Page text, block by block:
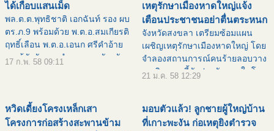
ได้เกือบแสนเม็ด
พล.ต.ต.พุทธิชาติ เอกฉันท์ รอง ผบ
ตร.ภ.9 พร้อมด้วย พ.ต.อ.สมเกียรติ
ฤทธิ์เลือน พ.ต.อ.เอนก ศรีคำอ้าย
รองผู้บังคับการตำรวจภูธรจังหวัด
17 ก.พ. 58 09:11
เหตุรักษาเมืองหาดใหญ่แจ้ง
เตือนประชาชนอย่าตื่นตระหนก
จังหวัดสงขลา เตรียมซ้อมแผน
เผชิญเหตุรักษาเมืองหาดใหญ่ โดย
จำลองสถานการณ์คนร้ายลอบวาง
ระเบิด และจี้ตัวประกันภายในโรง
แจ้งเตือนประชาชนอย่าตื่น
21 ม.ค. 58 12:29
หวิดเดี้ยงโครงเหล็กเสา
โครงการก่อสร้างสะพานข้าม
มอบตัวแล้ว! ลูกชายผู้ใหญ่บ้าน
ที่เกาะพะงัน ก่อเหตุยิงตำรวจ